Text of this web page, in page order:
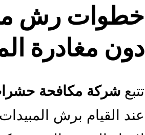
خطوات رش
دون مغادرة
تتبع شركة مكافحة
عند القيام برش